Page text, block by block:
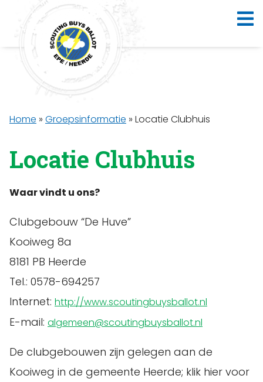
Home » Groepsinformatie » Locatie Clubhuis
Locatie Clubhuis
Waar vindt u ons?
Clubgebouw “De Huve”
Kooiweg 8a
8181 PB Heerde
Tel.: 0578-694257
Internet: http://www.scoutingbuysballot.nl
E-mail: algemeen@scoutingbuysballot.nl
De clubgebouwen zijn gelegen aan de
Kooiweg in de gemeente Heerde; klik hier voor